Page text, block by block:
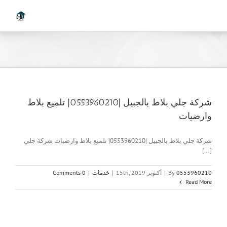
شركة جلي بلاط بالجبيل |0553960210| تلميع بلاط
وارضيات
شركة جلي بلاط بالجبيل |0553960210| تلميع بلاط وارضيات شركة جلي
[...]
By 0553960210
| أكتوبر 15th, 2019 | خدمات |
0 Comments
Read More